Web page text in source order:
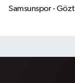
Samsunspor -